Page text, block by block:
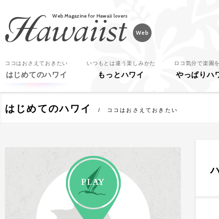
ココはおさえておきたい
はじめてのハワイ
いつもとは違う楽しみかた
もっとハワイ
ロコ気分で楽園
やっぱりハ
はじめてのハワイ ココはおさえておきたい
PLAY